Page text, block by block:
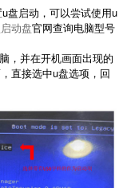
盘启动，可以尝试使用u
动盘官网查询电脑型号
，并在开机画面出现的
直接选中u盘选项，回